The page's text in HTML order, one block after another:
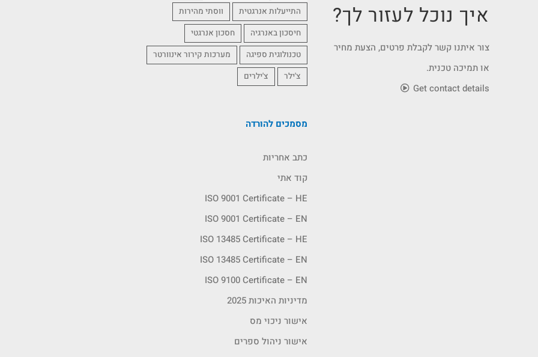
איך נוכל לעזור לך?
צור איתנו קשר לקבלת פרטים, הצעת מחיר
או תמיכה טכנית.
Get contact details
התייעלות אנרגטית
ווסתי מהירות
חיסכון באנרגיה
חסכון אנרגטי
טכנולוגית ספיגה
מערכות קירור אינוורטר
צ'ילר
צ'ילרים
מסמכים להורדה
כתב אחריות
קוד אתי
ISO 9001 Certificate – HE
ISO 9001 Certificate – EN
ISO 13485 Certificate – HE
ISO 13485 Certificate – EN
ISO 9100 Certificate – EN
מדיניות האיכות 2025
אישור ניכוי מס
אישור ניהול ספרים